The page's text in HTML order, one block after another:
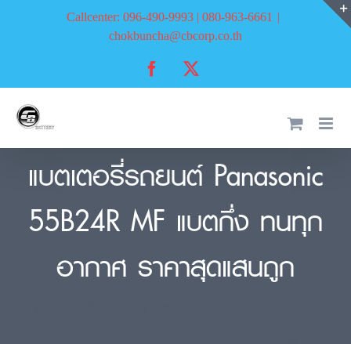
Callcenter: 096-490-9993 | 080-963-6661 |
chokbuncha@cbcorp.co.th
Facebook
แบตเตอรี่รถยนต์ Panasonic
55B24R MF แบตกึ่ง ทนทุก
อากาศ ราคาสุดแสนถูก